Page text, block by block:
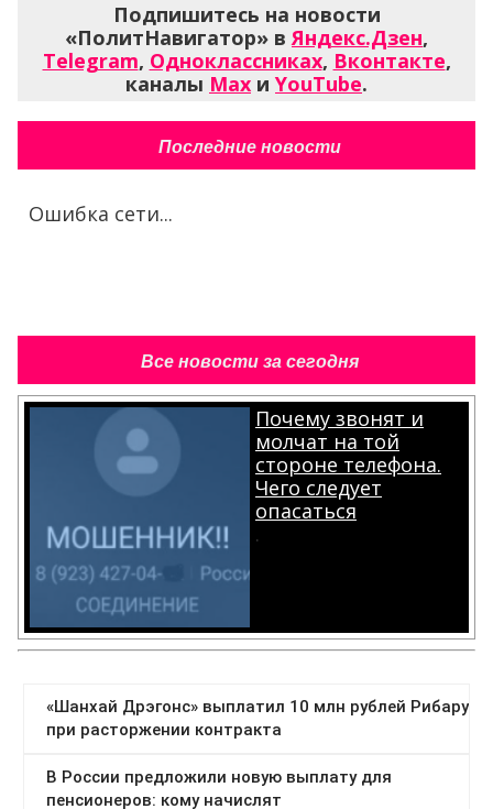
Подпишитесь на новости
«ПолитНавигатор» вЯндекс.Дзен,
Telegram, Одноклассниках, Вконтакте,
каналы Max и YouTube.
Последние новости
Ошибка сети...
Все новости за сегодня
Почему звонят и
молчат на той
стороне телефона.
Чего следует
опасаться
.